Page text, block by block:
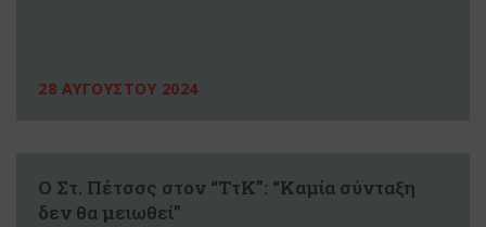
28 ΑΥΓΟΥΣΤΟΥ 2024
O Στ. Πέτσσς στον “ΤτΚ”: “Καμία σύνταξη
δεν θα μειωθεί”